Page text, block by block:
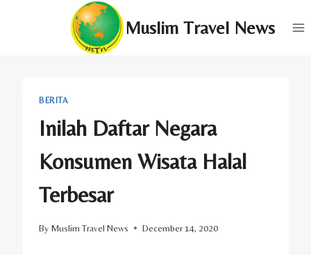
Muslim Travel News
BERITA
Inilah Daftar Negara
Konsumen Wisata Halal
Terbesar
By Muslim Travel News December 14, 2020